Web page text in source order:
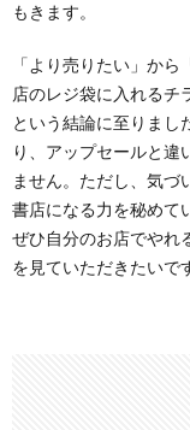
もきます。
「より売りたい」か
店のレジ袋に入れるチ
という結論に至りまし
り、アップセールと違
ません。ただし、気づ
書店になる力を秘めて
ぜひ自分のお店でやれ
を見ていただきたいで